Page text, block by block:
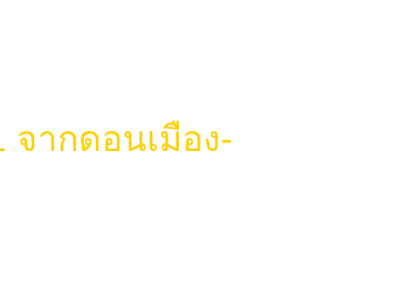
จากดอนเมือง-